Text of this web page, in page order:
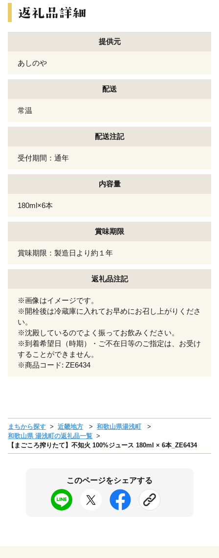
提供元
あしのや
配送
常温
配送注記
受付期間：通年
内容量
180ml×6本
賞味期限
賞味期限：製造日より約１年
返礼品注記
※画像はイメージです。
※開栓後は冷蔵庫に入れてお早めにお召し上がりくださ
い。
※沈殿しているのでよく振ってお飲みください。
※到着希望日（時期）・ご不在日等のご指定は、お受け
することができません。
※商品コード: ZE6434
まちから探す 近畿地方
和歌山県湯浅町
和歌山県 湯浅町の返礼品一覧
【まごころ搾りたて】不知火 100%ジュース 180ml × 6本_ZE6434
このページをシェアする